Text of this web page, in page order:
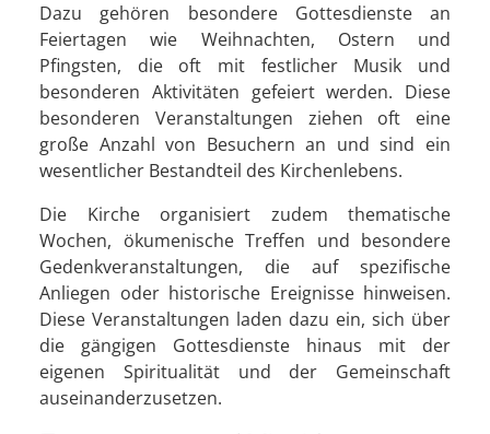
Dazu gehören besondere Gottesdienste an
Feiertagen wie Weihnachten, Ostern und
Pfingsten, die oft mit festlicher Musik und
besonderen Aktivitäten gefeiert werden. Diese
besonderen Veranstaltungen ziehen oft eine
große Anzahl von Besuchern an und sind ein
wesentlicher Bestandteil des Kirchenlebens.
Die Kirche organisiert zudem thematische
Wochen, ökumenische Treffen und besondere
Gedenkveranstaltungen, die auf spezifische
Anliegen oder historische Ereignisse hinweisen.
Diese Veranstaltungen laden dazu ein, sich über
die gängigen Gottesdienste hinaus mit der
eigenen Spiritualität und der Gemeinschaft
auseinanderzusetzen.